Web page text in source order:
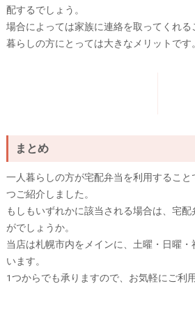
配するでしょう。
場合によっては家族に連絡を取ってくれる
暮らしの方にとっては大きなメリットです。
まとめ
一人暮らしの方が宅配弁当を利用するこ
つご紹介しました。
もしもいずれかに該当される場合は、宅
がでしょうか。
当店は札幌市内をメインに、土曜・日曜
います。
1つからでも承りますので、お気軽にご利